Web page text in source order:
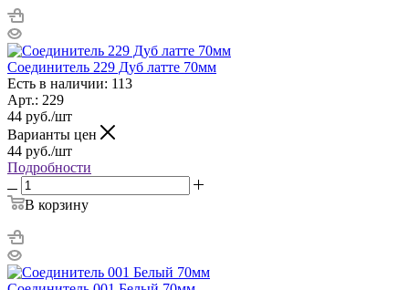
Соединитель 229 Дуб латте 70мм
Есть в наличии: 113
Арт.: 229
44 руб./шт
Варианты цен
44 руб./шт
Подробности
В корзину